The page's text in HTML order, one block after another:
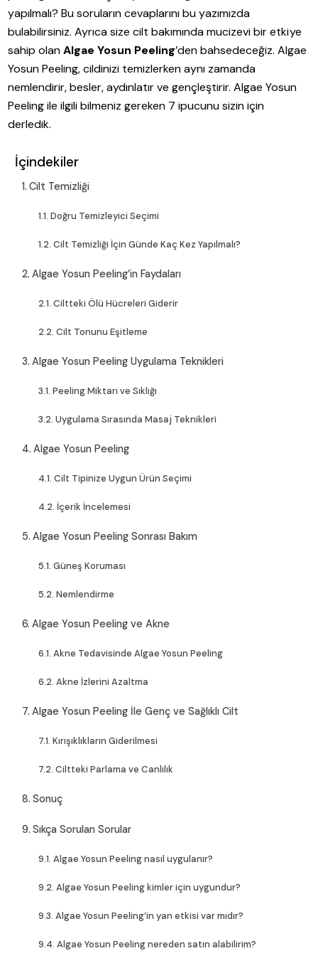
yapılmalı? Bu soruların cevaplarını bu yazımızda
bulabilirsiniz. Ayrıca size cilt bakımında mucizevi bir etkiye
sahip olanAlgae Yosun Peeling’den bahsedeceğiz. Algae
Yosun Peeling, cildinizi temizlerken aynı zamanda
nemlendirir, besler, aydınlatır ve gençleştirir. Algae Yosun
Peeling ile ilgili bilmeniz gereken 7 ipucunu sizin için
derledik.
İçindekiler
Cilt Temizliği
Doğru Temizleyici Seçimi
Cilt Temizliği İçin Günde Kaç Kez Yapılmalı?
Algae Yosun Peeling’in Faydaları
Ciltteki Ölü Hücreleri Giderir
Cilt Tonunu Eşitleme
Algae Yosun Peeling Uygulama Teknikleri
Peeling Miktarı ve Sıklığı
Uygulama Sırasında Masaj Teknikleri
Algae Yosun Peeling
Cilt Tipinize Uygun Ürün Seçimi
İçerik İncelemesi
Algae Yosun Peeling Sonrası Bakım
Güneş Koruması
Nemlendirme
Algae Yosun Peeling ve Akne
Akne Tedavisinde Algae Yosun Peeling
Akne İzlerini Azaltma
Algae Yosun Peeling İle Genç ve Sağlıklı Cilt
Kırışıklıkların Giderilmesi
Ciltteki Parlama ve Canlılık
Sonuç
Sıkça Sorulan Sorular
Algae Yosun Peeling nasıl uygulanır?
Algae Yosun Peeling kimler için uygundur?
Algae Yosun Peeling’in yan etkisi var mıdır?
Algae Yosun Peeling nereden satın alabilirim?